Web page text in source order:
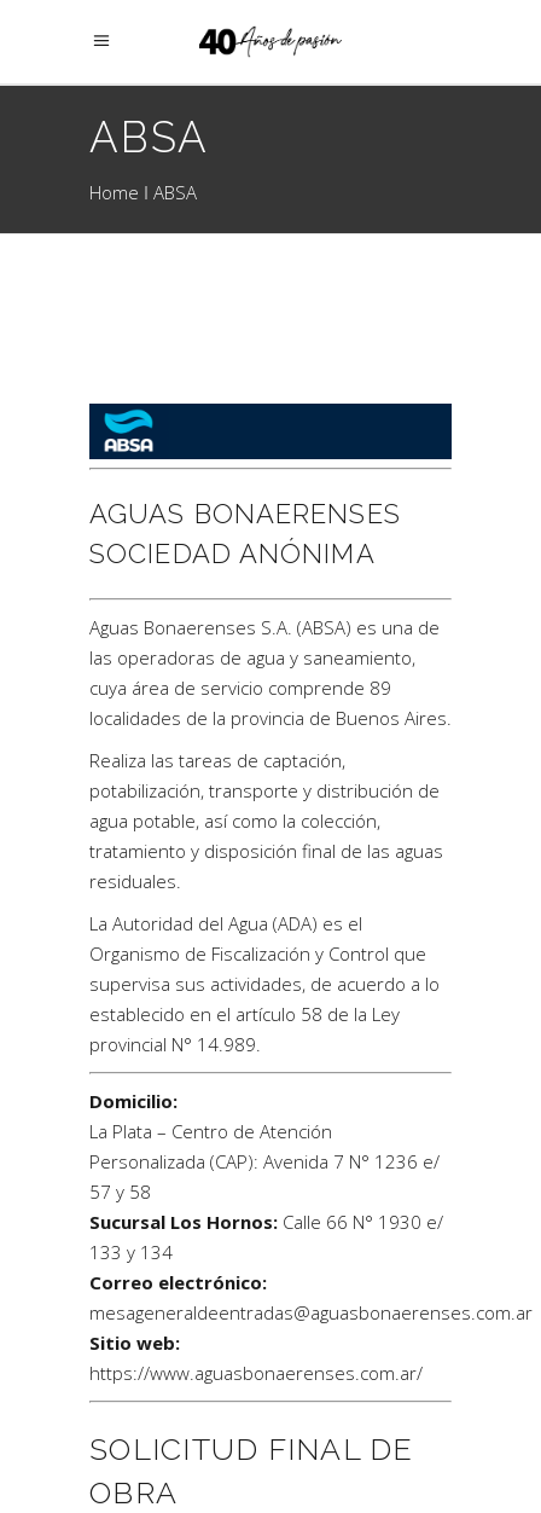
ABSA
Home ABSA
AGUAS BONAERENSES
SOCIEDAD ANÓNIMA
Aguas Bonaerenses S.A. (ABSA) es una de
las operadoras de agua y saneamiento,
cuya área de servicio comprende 89
localidades de la provincia de Buenos Aires.
Realiza las tareas de captación,
potabilización, transporte y distribución de
agua potable, así como la colección,
tratamiento y disposición final de las aguas
residuales.
La Autoridad del Agua (ADA) es el
Organismo de Fiscalización y Control que
supervisa sus actividades, de acuerdo a lo
establecido en el artículo 58 de la Ley
provincial N° 14.989.
Domicilio:
La Plata – Centro de Atención
Personalizada (CAP): Avenida 7 N° 1236 e/
57 y 58
Sucursal Los Hornos: Calle 66 N° 1930 e/
133 y 134
Correo electrónico:
mesageneraldeentradas@aguasbonaerenses.com.ar
Sitio web:
https://www.aguasbonaerenses.com.ar/
SOLICITUD FINAL DE
OBRA